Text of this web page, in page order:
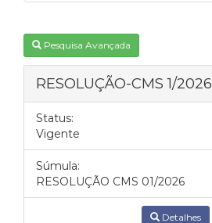
Pesquisa Avançada
RESOLUÇÃO-CMS 1/2026
Status:
Vigente
Súmula:
RESOLUÇÃO CMS 01/2026
Detalhes